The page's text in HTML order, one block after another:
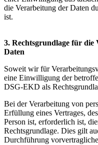
die Verarbeitung der Daten
ist.
3. Rechtsgrundlage für die
Daten
Soweit wir für
eine Einwilligung der
DSG-EKD als
Bei der Verarbeitung von
Erfüllung eines Vertrages,
Person ist, erforderlich ist,
Rechtsgrundlage. Dies gilt
Durchführung